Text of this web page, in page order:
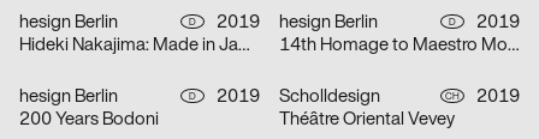
hesign Berlin D
2019
Hideki Nakajima: Made in Japan. Tokyo (Berlin edition)
hesign Berlin D
2019
14th Homage to Maestro Morteza Momayez – Solo exhibition of Jianping He’s works in Tehran
hesign Berlin D
2019
200 Years Bodoni
Scholldesign CH
2019
Théâtre Oriental Vevey